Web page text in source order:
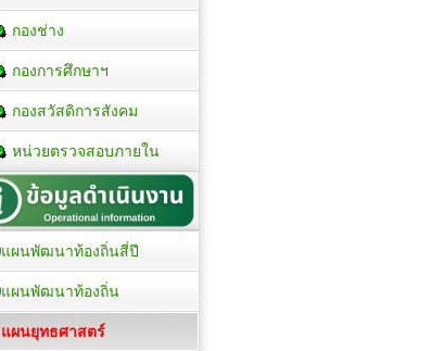
กองช่าง
กองการศึกษาฯ
กองสวัสดิการสังคม
หน่วยตรวจสอบภายใน
แผนพัฒนาท้องถิ่นสี่ปี
แผนพัฒนาท้องถิ่น
แผนยุทธศาสตร์